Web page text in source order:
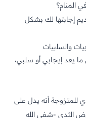
المنام؟
إجابتها لك بشكل
والسلبيات
يعد إيجابي أو سلبي،
الثدي -شفى الله